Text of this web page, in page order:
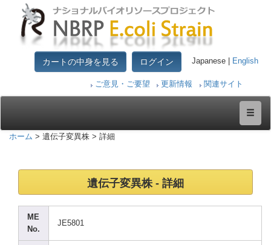
カートの中身を見る ログイン Japanese | English
ご意見・ご要望 更新情報 関連サイト
ホーム > 遺伝子変異株 > 詳細
遺伝子変異株 - 詳細
ME
No.
JE5801